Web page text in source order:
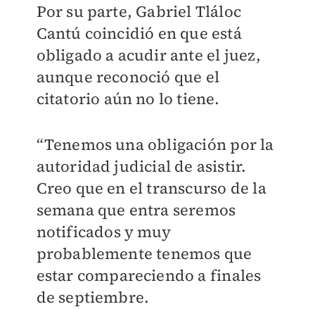
Por su parte, Gabriel Tláloc
Cantú coincidió en que está
obligado a acudir ante el juez,
aunque reconoció que el
citatorio aún no lo tiene.
“Tenemos una obligación por la
autoridad judicial de asistir.
Creo que en el transcurso de la
semana que entra seremos
notificados y muy
probablemente tenemos que
estar compareciendo a finales
de septiembre.